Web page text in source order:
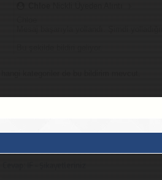
ChloeNickli Üyeden Alıntı
Chloe
Mesaj başarıyla yollandı. Şimdi
Bu şekilde bildiri geliyor.
hangi kategoriler de bu bildirim mevcut.
Cevap: IF - Şikayetleriniz